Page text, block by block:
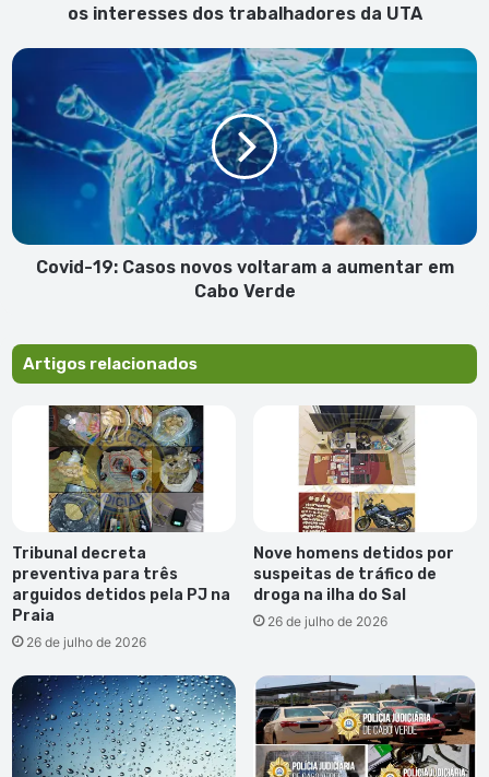
os interesses dos trabalhadores da UTA
Covid-
Casos
novos
voltaram
Cabo
VerdeCovid-19: Casos novos voltaram a aumentar em
Cabo Verde
Artigos relacionados
Tribunal decreta
preventiva para três
arguidos detidos pela PJ na
Praia
26 de julho de 2026
Nove homens detidos por
suspeitas de tráfico de
droga na ilha do Sal
26 de julho de 2026